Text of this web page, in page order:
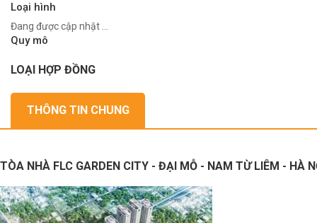
Loại hình
Đang được cập nhật ...
Quy mô
LOẠI HỢP ĐỒNG
THÔNG TIN CHUNG
TÒA NHÀ FLC GARDEN CITY - ĐẠI MỖ - NAM TỪ LIÊM - HÀ